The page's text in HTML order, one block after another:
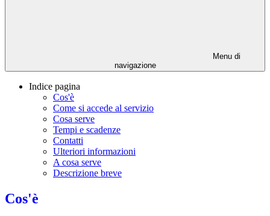
Menu di
navigazione
Indice pagina
Cos'è
Come si accede al servizio
Cosa serve
Tempi e scadenze
Contatti
Ulteriori informazioni
A cosa serve
Descrizione breve
Cos'è